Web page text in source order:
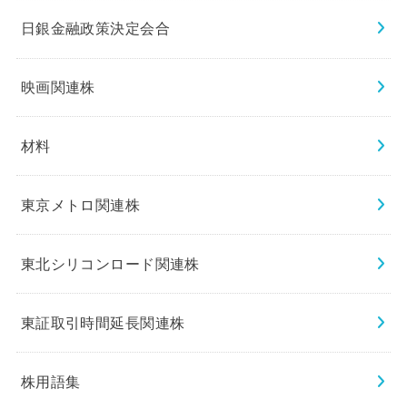
日銀金融政策決定会合
映画関連株
材料
東京メトロ関連株
東北シリコンロード関連株
東証取引時間延長関連株
株用語集